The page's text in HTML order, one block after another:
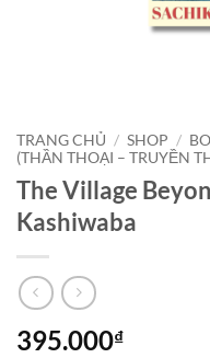
TRANG CHỦ / SHOP /
(THẦN THOẠI – TRUYỀN
The Village
Kashiwaba
395.000₫